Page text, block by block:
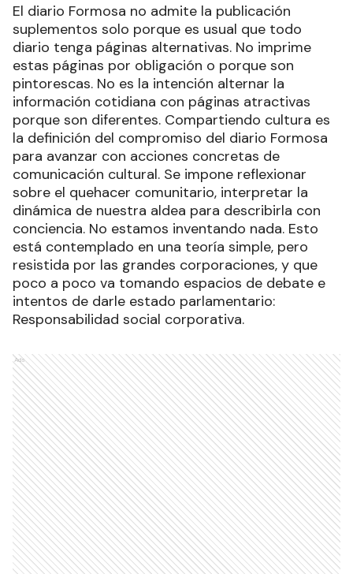
El diario Formosa no admite la publicación
suplementos solo porque es usual que todo
diario tenga páginas alternativas. No imprime
estas páginas por obligación o porque son
pintorescas. No es la intención alternar la
información cotidiana con páginas atractivas
porque son diferentes. Compartiendo cultura es
la definición del compromiso del diario Formosa
para avanzar con acciones concretas de
comunicación cultural. Se impone reflexionar
sobre el quehacer comunitario, interpretar la
dinámica de nuestra aldea para describirla con
conciencia. No estamos inventando nada. Esto
está contemplado en una teoría simple, pero
resistida por las grandes corporaciones, y que
poco a poco va tomando espacios de debate e
intentos de darle estado parlamentario:
Responsabilidad social corporativa.
Ads